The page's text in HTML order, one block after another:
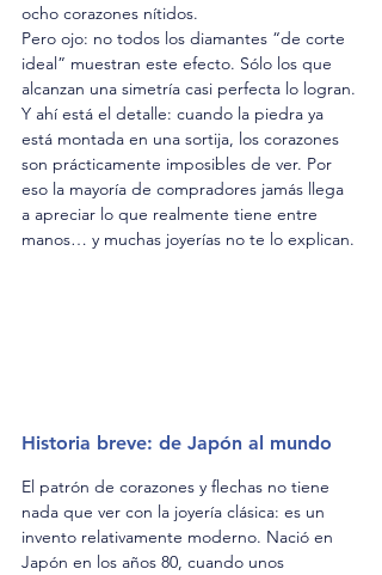
ocho corazones nítidos.
Pero ojo: no todos los diamantes “de corte
ideal” muestran este efecto. Sólo los que
alcanzan una simetría casi perfecta lo logran.
Y ahí está el detalle: cuando la piedra ya
está montada en una sortija, los corazones
son prácticamente imposibles de ver. Por
eso la mayoría de compradores jamás llega
a apreciar lo que realmente tiene entre
manos… y muchas joyerías no te lo explican.
Historia breve: de Japón al mundo
El patrón de corazones y flechas no tiene
nada que ver con la joyería clásica: es un
invento relativamente moderno. Nació en
Japón en los años 80, cuando unos